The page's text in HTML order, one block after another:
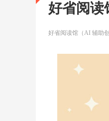
好省阅读
好省阅读馆（AI 辅助创